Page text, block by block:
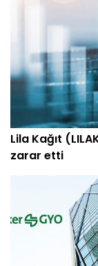
Lila Kağıt
zarar etti